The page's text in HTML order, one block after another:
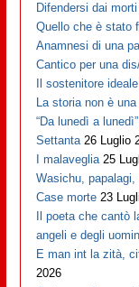
Difendersi dai morti
Quello che è stato
Anamnesi di una
Cantico per una
Il sostenitore ideale
La storia non è
“Da lunedì a
Settanta 26 Luglio
I malaveglia 25
Wasichu,
Case morte 23
Il poeta che cantò
angeli e degli
E man int la zità,
2026